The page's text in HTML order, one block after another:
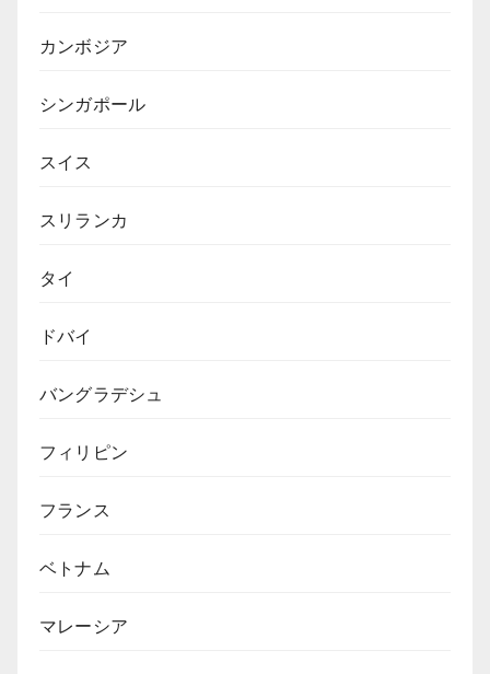
カンボジア
シンガポール
スイス
スリランカ
タイ
ドバイ
バングラデシュ
フィリピン
フランス
ベトナム
マレーシア